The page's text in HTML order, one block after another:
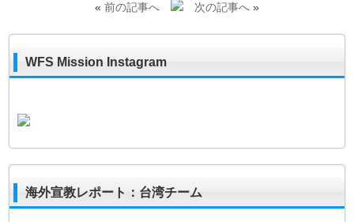
« 前の記事へ 次の記事へ»
WFS Mission Instagram
海外宣教レポート：台湾チーム